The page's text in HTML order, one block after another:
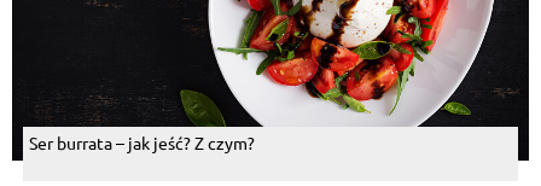
Ser burrata – jak jeść? Z czym?